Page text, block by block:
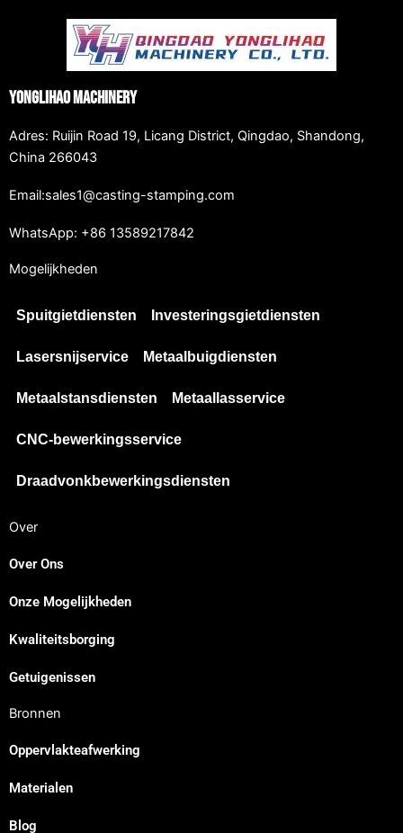
Yonglihao Machinery
Adres: Ruijin Road 19, Licang District, Qingdao, Shandong,
China 266043
Email:sales1@casting-stamping.com
WhatsApp: +86 13589217842
Mogelijkheden
Spuitgietdiensten Investeringsgietdiensten
Lasersnijservice Metaalbuigdiensten
Metaalstansdiensten Metaallasservice
CNC-bewerkingsservice
Draadvonkbewerkingsdiensten
Over
Over Ons
Onze Mogelijkheden
Kwaliteitsborging
Getuigenissen
Bronnen
Oppervlakteafwerking
Materialen
Blog